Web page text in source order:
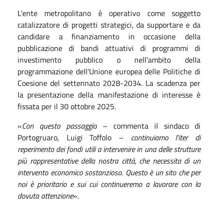
L'ente metropolitano è operativo come soggetto
catalizzatore di progetti strategici, da supportare e da
candidare a finanziamento in occasione della
pubblicazione di bandi attuativi di programmi di
investimento pubblico o nell'ambito della
programmazione dell'Unione europea delle Politiche di
Coesione del settennato 2028-2034. La scadenza per
la presentazione della manifestazione di interesse è
fissata per il 30 ottobre 2025.
«Con questo passaggio – commenta il sindaco di
Portogruaro, Luigi Toffolo – continuiamo l'iter di
reperimento dei fondi utili a intervenire in una delle strutture
più rappresentative della nostra città, che necessita di un
intervento economico sostanzioso. Questo è un sito che per
noi è prioritario e sui cui continueremo a lavorare con la
dovuta attenzione».